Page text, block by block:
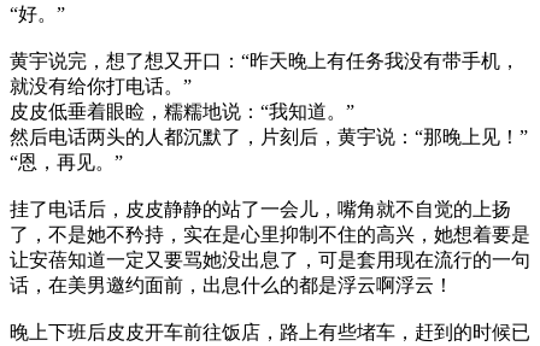
“好。”
黄宇说完，想了想又开口：“昨天晚上有任务我没有带手机，
就没有给你打电话。”
皮皮低垂着眼睑，糯糯地说：“我知道。”
然后电话两头的人都沉默了，片刻后，黄宇说：“那晚上见！”
“恩，再见。”
挂了电话后，皮皮静静的站了一会儿，嘴角就不自觉的上扬
了，不是她不矜持，实在是心里抑制不住的高兴，她想着要是
让安蓓知道一定又要骂她没出息了，可是套用现在流行的一句
话，在美男邀约面前，出息什么的都是浮云啊浮云！
晚上下班后皮皮开车前往饭店，路上有些堵车，赶到的时候已